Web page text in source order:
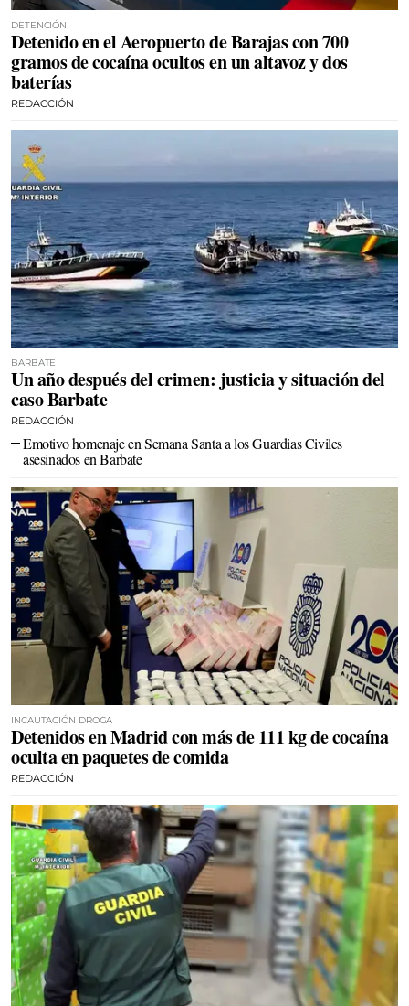
DETENCIÓN
Detenido en el Aeropuerto de Barajas con 700
gramos de cocaína ocultos en un altavoz y dos
baterías
REDACCIÓN
BARBATE
Un año después del crimen: justicia y situación del
caso Barbate
REDACCIÓN
Emotivo homenaje en Semana Santa a los Guardias Civiles
asesinados en Barbate
INCAUTACIÓN DROGA
Detenidos en Madrid con más de 111 kg de cocaína
oculta en paquetes de comida
REDACCIÓN